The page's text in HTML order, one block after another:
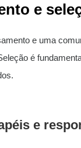
e
e uma
é
e